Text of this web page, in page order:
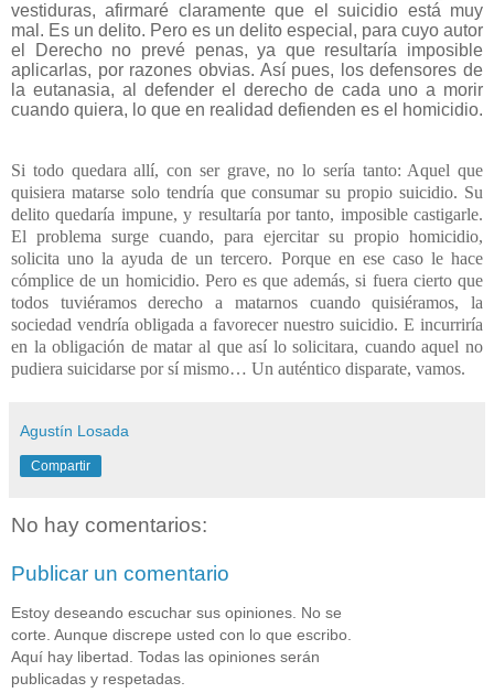
vestiduras, afirmaré claramente que el suicidio está muy
mal. Es un delito. Pero es un delito especial, para cuyo autor
el Derecho no prevé penas, ya que resultaría imposible
aplicarlas, por razones obvias. Así pues, los defensores de
la eutanasia, al defender el derecho de cada uno a morir
cuando quiera, lo que en realidad defienden es el homicidio.
Si todo quedara allí, con ser grave, no lo sería tanto: Aquel que
quisiera matarse solo tendría que consumar su propio suicidio. Su
delito quedaría impune, y resultaría por tanto, imposible castigarle.
El problema surge cuando, para ejercitar su propio homicidio,
solicita uno la ayuda de un tercero. Porque en ese caso le hace
cómplice de un homicidio. Pero es que además, si fuera cierto que
todos tuviéramos derecho a matarnos cuando quisiéramos, la
sociedad vendría obligada a favorecer nuestro suicidio. E incurriría
en la obligación de matar al que así lo solicitara, cuando aquel no
pudiera suicidarse por sí mismo… Un auténtico disparate, vamos.
Agustín Losada
Compartir
No hay comentarios:
Publicar un comentario
Estoy deseando escuchar sus opiniones. No se
corte. Aunque discrepe usted con lo que escribo.
Aquí hay libertad. Todas las opiniones serán
publicadas y respetadas.